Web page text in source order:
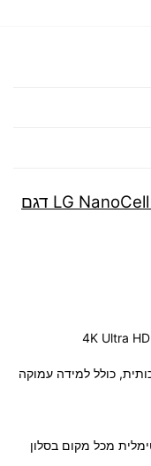
טלוויזיה חכמה 50 אינץ' LG NanoCell UHD 4K דגם
מכל מקום בסלון